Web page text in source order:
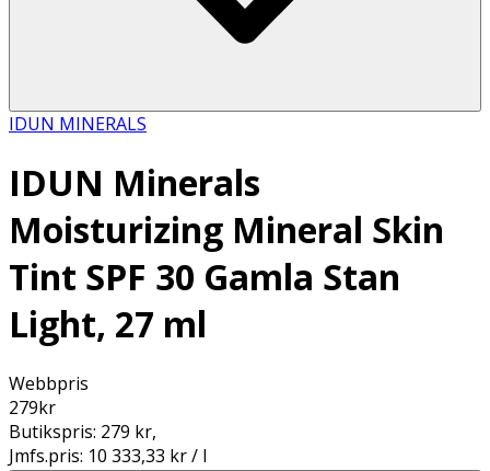
IDUN MINERALS
IDUN Minerals
Moisturizing Mineral Skin
Tint SPF 30 Gamla Stan
Light, 27 ml
Webbpris
279kr
Butikspris: 279 kr,
Jmfs.pris: 10 333,33 kr / l